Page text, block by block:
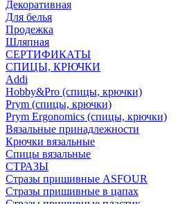
Декоративная
Для белья
Продежка
Шляпная
СЕРТИФИКАТЫ
СПИЦЫ, КРЮЧКИ
Addi
Hobby&Pro (спицы, крючки)
Prym (спицы, крючки)
Prym Ergonomics (спицы, крючки)
Вязальные принадлежности
Крючки вязальные
Спицы вязальные
СТРАЗЫ
Стразы пришивные ASFOUR
Стразы пришивные в цапах